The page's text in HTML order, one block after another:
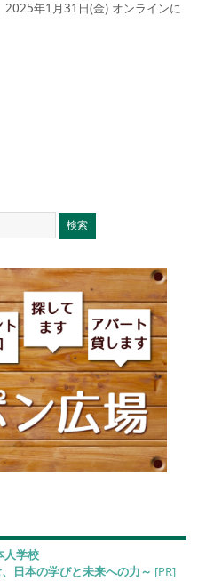
2025年1月31日(金) オンラインに
人学校
日本の学びと未来への力～ [PR]